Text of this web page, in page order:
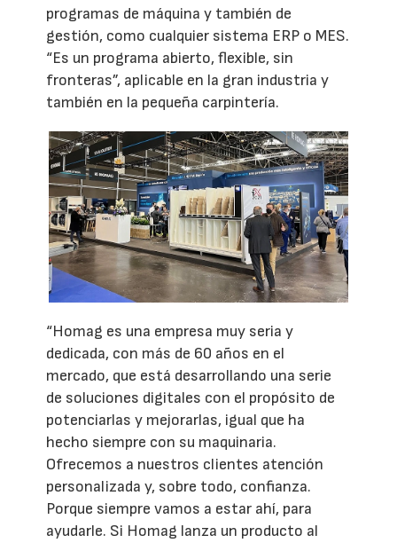
programas de máquina y también de
gestión, como cualquier sistema ERP o MES.
“Es un programa abierto, flexible, sin
fronteras”, aplicable en la gran industria y
también en la pequeña carpintería.
“Homag es una empresa muy seria y
dedicada, con más de 60 años en el
mercado, que está desarrollando una serie
de soluciones digitales con el propósito de
potenciarlas y mejorarlas, igual que ha
hecho siempre con su maquinaria.
Ofrecemos a nuestros clientes atención
personalizada y, sobre todo, confianza.
Porque siempre vamos a estar ahí, para
ayudarle. Si Homag lanza un producto al